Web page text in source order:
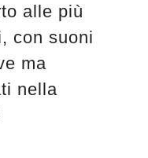
alle più
con suoni
ma
nella